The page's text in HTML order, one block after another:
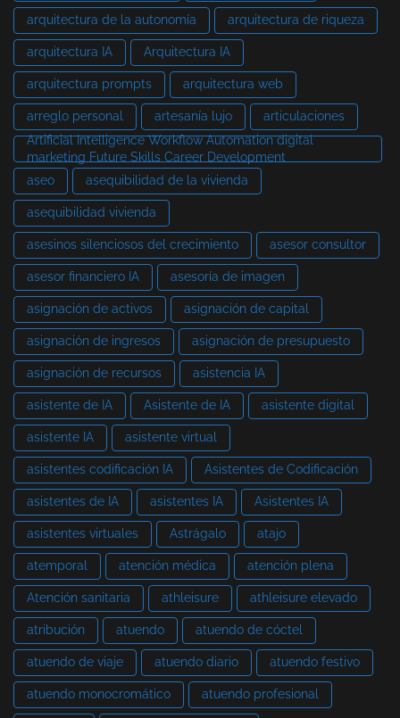
arquitectura de la autonomía arquitectura de riqueza
arquitectura IA Arquitectura IA
arquitectura prompts arquitectura web
arreglo personal artesanía lujo
articulaciones
Artificial Intelligence Workflow Automation digital
marketing Future Skills Career Development
aseo
asequibilidad de la vivienda
asequibilidad vivienda
asesinos silenciosos del crecimiento asesor consultor
asesor financiero IA asesoría de imagen
asignación de activos asignación de capital
asignación de ingresos asignación de presupuesto
asignación de recursos asistencia IA
asistente de IA Asistente de IA asistente digital
asistente IA asistente virtual
asistentes codificación IA Asistentes de Codificación
asistentes de IA asistentes IA Asistentes IA
asistentes virtuales Astrágalo atajo
atemporal atención médica atención plena
Atención sanitaria athleisure athleisure elevado
atribución atuendo atuendo de cóctel
atuendo de viaje atuendo diario atuendo festivo
atuendo monocromático atuendo profesional